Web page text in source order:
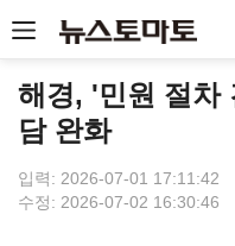
해경, '민원 절차
담 완화
입력: 2026-07-01 17:11:42
수정: 2026-07-02 16:30:46